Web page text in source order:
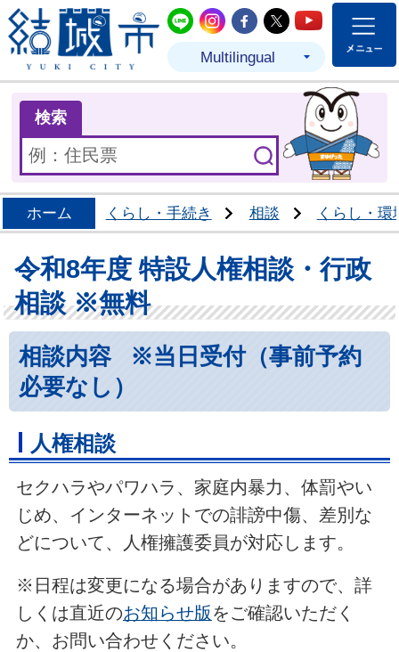
結城市公式LINE
結城市公式Instagram
結城市公式
結城市公式
結城市
Multilingual
検索
ホーム くらし・手続き 相談 くらし・
令和8年度 特設人権相談・行政
相談 ※無料
相談内容 ※当日受付（事前予約
必要なし）
人権相談
セクハラやパワハラ、家庭内暴力、体罰やい
じめ、インターネットでの誹謗中傷、差別な
どについて、人権擁護委員が対応します。
※日程は変更になる場合がありますので、詳
しくは直近のお知らせ版をご確認いただく
か、お問い合わせください。